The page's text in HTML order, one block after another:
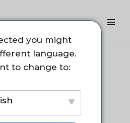
you might
language.
to change to: